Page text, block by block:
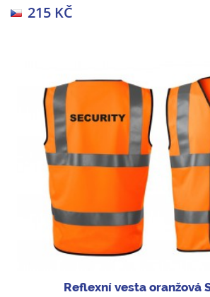
215 KČ
Reflexní vesta oranžová